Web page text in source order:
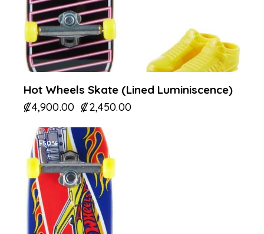
Hot Wheels Skate (Lined Luminiscence)
₡4,900.00 ₡2,450.00
-50%